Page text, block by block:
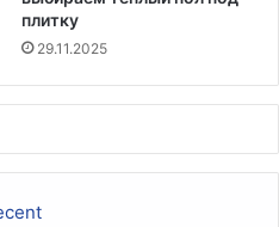
плитку
29.11.2025